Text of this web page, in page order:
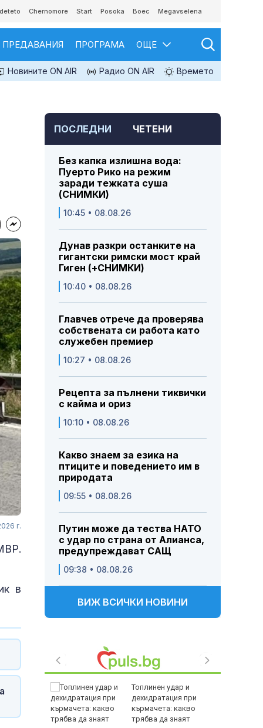
Chernomore Start Posoka Boec Megavselena
ПРЕДАВАНИЯ ПРОГРАМА ОЩЕ
Новините ON AIR Радио ON AIR Времето
г.
в
ПОСЛЕДНИ ЧЕТЕНИ
Без капка излишна вода:
Пуерто Рико на режим
заради тежката суша
(СНИМКИ)
10:45 • 08.08.26
Дунав разкри останките на
гигантски римски мост край
Гиген (+СНИМКИ)
10:40 • 08.08.26
Главчев отрече да проверява
собствената си работа като
служебен премиер
10:27 • 08.08.26
Рецепта за пълнени тиквички
с кайма и ориз
10:10 • 08.08.26
Какво знаем за езика на
птиците и поведението им в
природата
09:55 • 08.08.26
Путин може да тества НАТО
с удар по страна от Алианса,
предупреждават САЩ
09:38 • 08.08.26
ВИЖ ВСИЧКИ НОВИНИ
Топлинен удар и
дехидратация при
кърмачета: какво
трябва да знаят